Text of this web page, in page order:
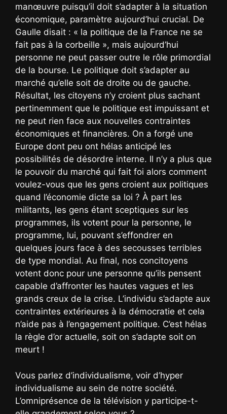
manœuvre puisqu’il doit s’adapter à la situation
économique, paramètre aujourd’hui crucial. De
Gaulle disait : « la politique de la France ne se
fait pas à la corbeille », mais aujourd’hui
personne ne peut passer outre le rôle primordial
de la bourse. Le politique doit s’adapter au
marché qu’elle soit de droite ou de gauche.
Résultat, les citoyens n’y croient plus sachant
pertinemment que le politique est impuissant et
ne peut rien face aux nouvelles contraintes
économiques et financières. On a forgé une
Europe dont peu ont hélas anticipé les
possibilités de désordre interne. Il n’y a plus que
le pouvoir du marché qui fait foi alors comment
voulez-vous que les gens croient aux politiques
quand l’économie dicte sa loi ? À part les
militants, les gens étant sceptiques sur les
programmes, ils votent pour la personne, le
programme, lui, pouvant s’effondrer en
quelques jours face à des secousses terribles
de type mondial. Au final, nos concitoyens
votent donc pour une personne qu’ils pensent
capable d’affronter les hautes vagues et les
grands creux de la crise. L’individu s’adapte aux
contraintes extérieures à la démocratie et cela
n’aide pas à l’engagement politique. C’est hélas
la règle d’or actuelle, soit on s’adapte soit on
meurt !
Vous parlez d’individualisme, voir d’hyper
individualisme au sein de notre société.
L’omniprésence de la télévision y participe-t-